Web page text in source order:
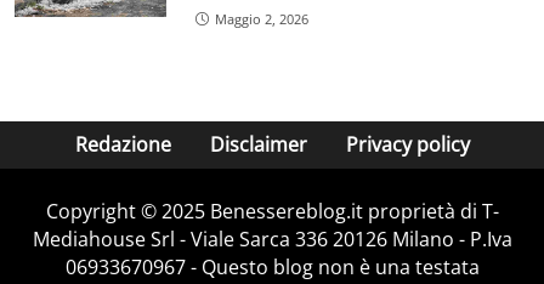
Maggio 2, 2026
Redazione Disclaimer Privacy policy
Copyright © 2025 Benessereblog.it proprietà di T-
Mediahouse Srl - Viale Sarca 336 20126 Milano - P.Iva
06933670967 - Questo blog non è una testata